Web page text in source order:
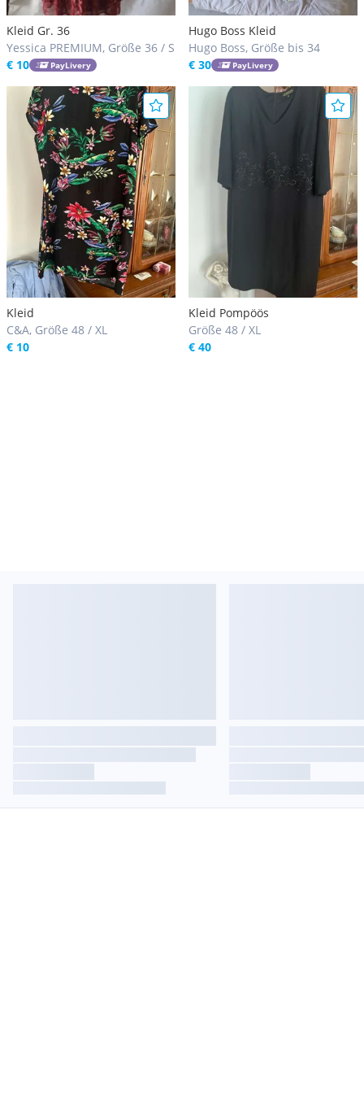
Kleid Gr. 36
Yessica PREMIUM, Größe 36 / S
€ 10
PayLivery
Hugo Boss Kleid
Hugo Boss, Größe bis 34
€ 30
PayLivery
Kleid
C&A, Größe 48 / XL
€ 10
Kleid Pompöös
Größe 48 / XL
€ 40